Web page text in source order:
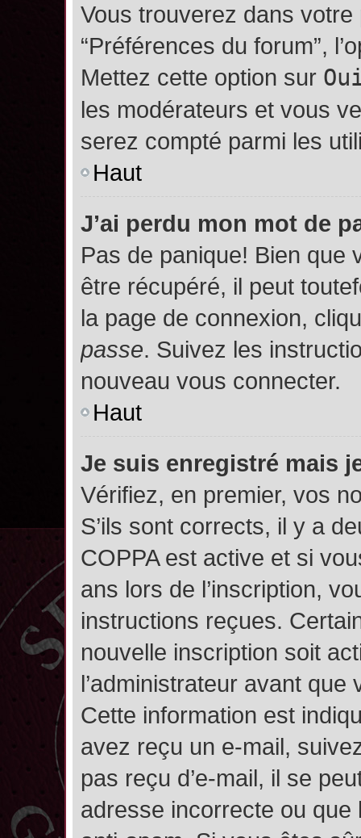
Vous trouverez dans votre
“Préférences du forum”,
Mettez cette option sur
les modérateurs et vous
serez compté parmi les
Haut
J’ai perdu mon mot de
Pas de panique! Bien que
être récupéré, il peut
la page de connexion,
passe. Suivez les
nouveau vous connecter.
Haut
Je suis enregistré mais
Vérifiez, en premier, vos
S’ils sont corrects, il y a
COPPA est active et si
ans lors de l’inscription,
instructions reçues.
nouvelle inscription soit
l’administrateur avant
Cette information est
avez reçu un e-mail,
pas reçu d’e-mail, il se
adresse incorrecte ou que